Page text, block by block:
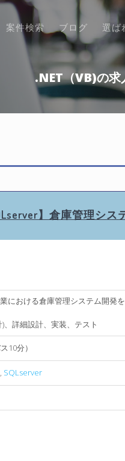
案件検索 ブログ 選ば
.NET（VB)の求
】倉庫管理シス
における倉庫管理システム開発を
詳細設計、実装、テスト
10分）
, SQLserver